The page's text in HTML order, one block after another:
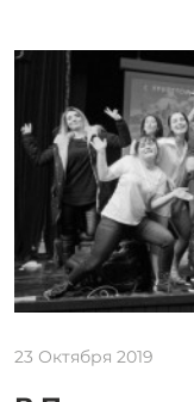
23 Октября 2019